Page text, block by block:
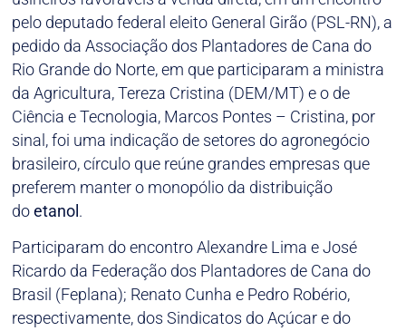
pelo deputado federal eleito General Girão (PSL-RN), a
pedido da Associação dos Plantadores de Cana do
Rio Grande do Norte, em que participaram a ministra
da Agricultura, Tereza Cristina (DEM/MT) e o de
Ciência e Tecnologia, Marcos Pontes – Cristina, por
sinal, foi uma indicação de setores do agronegócio
brasileiro, círculo que reúne grandes empresas que
preferem manter o monopólio da distribuição
doetanol.
Participaram do encontro Alexandre Lima e José
Ricardo da Federação dos Plantadores de Cana do
Brasil (Feplana); Renato Cunha e Pedro Robério,
respectivamente, dos Sindicatos do Açúcar e do